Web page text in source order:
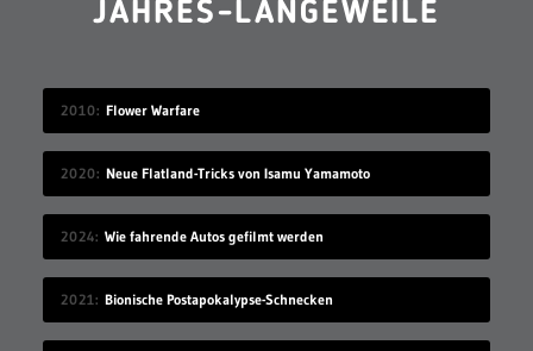
JAHRES-LANGEWEILE
2010 Flower Warfare
2020 Neue Flatland-Tricks von Isamu Yamamoto
2024 Wie fahrende Autos gefilmt werden
2021 Bionische Postapokalypse-Schnecken